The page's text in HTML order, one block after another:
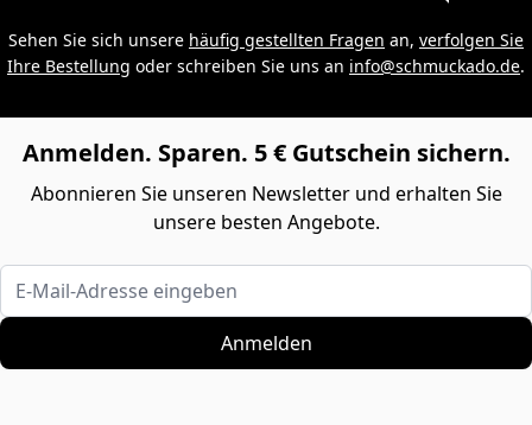
Sehen Sie sich unsere häufig gestellten Fragen an, verfolgen Sie
Ihre Bestellung oder schreiben Sie uns an info@schmuckado.de.
Anmelden. Sparen. 5 € Gutschein sichern.
Abonnieren Sie unseren Newsletter und erhalten Sie
unsere besten Angebote.
E-Mail-Adresse eingeben
Anmelden